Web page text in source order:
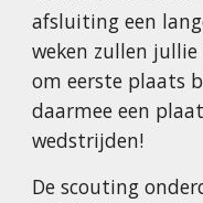
afsluiting een
weken zullen
om eerste plaats
daarmee een
wedstrijden!
De scouting